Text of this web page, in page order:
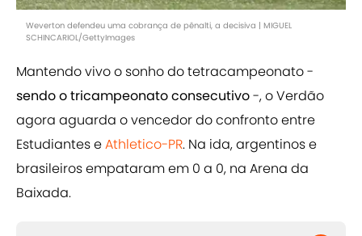
Weverton defendeu uma cobrança de pênalti, a decisiva | MIGUEL
SCHINCARIOL/GettyImages
Mantendo vivo o sonho do tetracampeonato -
sendo o tricampeonato consecutivo-, o Verdão
agora aguarda o vencedor do confronto entre
Estudiantes eAthletico-PR. Na ida, argentinos e
brasileiros empataram em 0 a 0, na Arena da
Baixada.